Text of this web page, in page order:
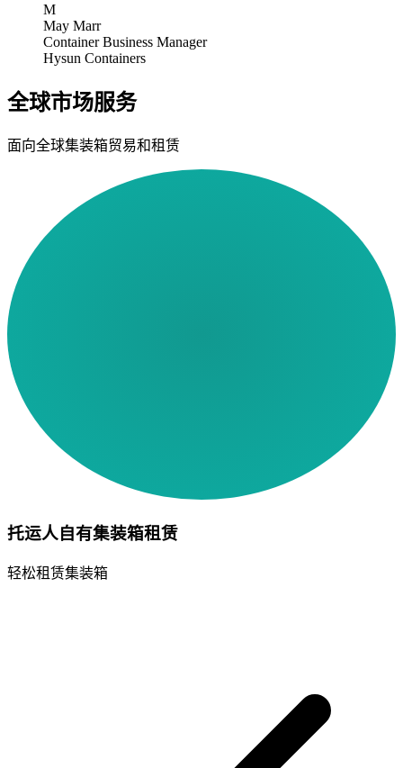
M
May Marr
Container Business Manager
Hysun Containers
全球市场服务
面向全球集装箱贸易和租赁
托运人自有集装箱租赁
轻松租赁集装箱